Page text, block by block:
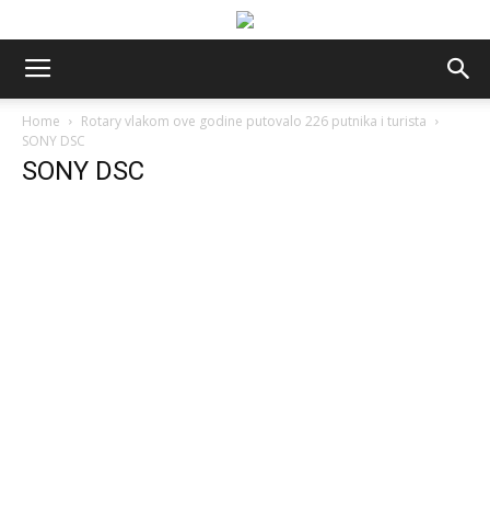
Home
Rotary vlakom ove godine putovalo 226 putnika i turista
SONY DSC
SONY DSC